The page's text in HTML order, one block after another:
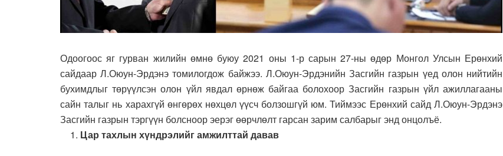
Одоогоос яг гурван жилийн өмнө буюу 2021 оны 1-р сарын 27-ны өдөр Монгол Улсын Ерөнхий
сайдаар Л.Оюун-Эрдэнэ томилогдож байжээ. Л.Оюун-Эрдэнийн Засгийн газрын үед олон нийтийн
бухимдлыг төрүүлсэн олон үйл явдал өрнөж байгаа болохоор Засгийн газрын үйл ажиллагааны
сайн талыг нь харахгүй өнгөрөх нөхцөл үүсч болзошгүй юм. Тиймээс Ерөнхий сайд Л.Оюун-Эрдэнэ
Засгийн газрын тэргүүн болсноор эерэг өөрчлөлт гарсан зарим салбарыг энд онцолъё.
Цар тахлын хүндрэлийг амжилттай давав